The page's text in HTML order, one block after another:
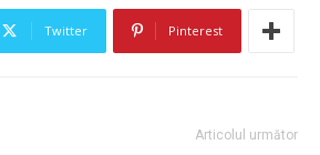
Twitter Pinterest
Articolul următor